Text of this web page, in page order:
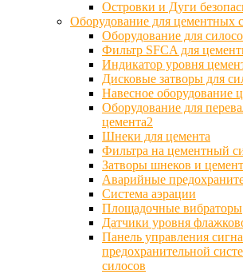
Островки и Дуги
Оборудование для цементных
Оборудование для
Фильтр SFCA для
Индикатор уровня
Дисковые затворы для
Навесное оборудование
Оборудование для
цемента2
Шнеки для цемента
Фильтра на цементный
Затворы шнеков и
Аварийные
Система аэрации
Площадочные вибраторы
Датчики уровня
Панель управления
предохранительной
силосов